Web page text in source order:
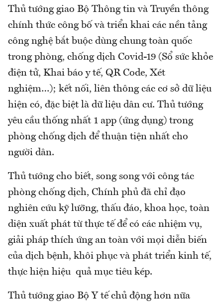
Thủ tướng giao Bộ Thông tin và Truyền thông
chính thức công bố và triển khai các nền tảng
công nghệ bắt buộc dùng chung toàn quốc
trong phòng, chống dịch Covid-19 (Sổ sức khỏe
điện tử, Khai báo y tế, QR Code, Xét
nghiệm…); kết nối, liên thông các cơ sở dữ liệu
hiện có, đặc biệt là dữ liệu dân cư. Thủ tướng
yêu cầu thống nhất 1 app (ứng dụng) trong
phòng chống dịch để thuận tiện nhất cho
người dân.
Thủ tướng cho biết, song song với công tác
phòng chống dịch, Chính phủ đã chỉ đạo
nghiên cứu kỹ lưỡng, thấu đáo, khoa học, toàn
diện xuất phát từ thực tế để có các nhiệm vụ,
giải pháp thích ứng an toàn với mọi diễn biến
của dịch bệnh, khôi phục và phát triển kinh tế,
thực hiện hiệu quả mục tiêu kép.
Thủ tướng giao Bộ Y tế chủ động hơn nữa